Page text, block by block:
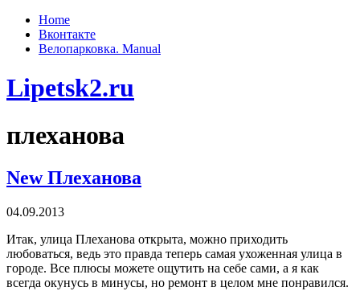
Home
Вконтакте
Велопарковка. Manual
Lipetsk2.ru
плеханова
New Плеханова
04.09.2013
Итак, улица Плеханова открыта, можно приходить
любоваться, ведь это правда теперь самая ухоженная улица в
городе. Все плюсы можете ощутить на себе сами, а я как
всегда окунусь в минусы, но ремонт в целом мне понравился.